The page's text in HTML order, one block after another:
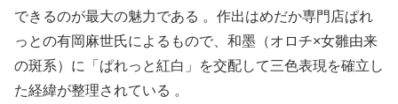
できるのが最大の魅力である 。作出はめだか専門店ぱれ
っとの有岡麻世氏によるもので、和墨（オロチ×女雛由来
の斑系）に「ぱれっと紅白」を交配して三色表現を確立し
た経緯が整理されている 。